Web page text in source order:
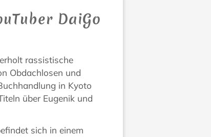
DaiGo
rassistische
Obdachlosen und
in Kyoto
über Eugenik und
sich in einem